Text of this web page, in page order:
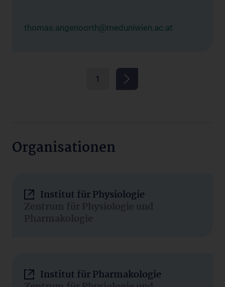
thomas.angenoorth@meduniwien.ac.at
1
Organisationen
Institut für Physiologie
Zentrum für Physiologie und
Pharmakologie
Institut für Pharmakologie